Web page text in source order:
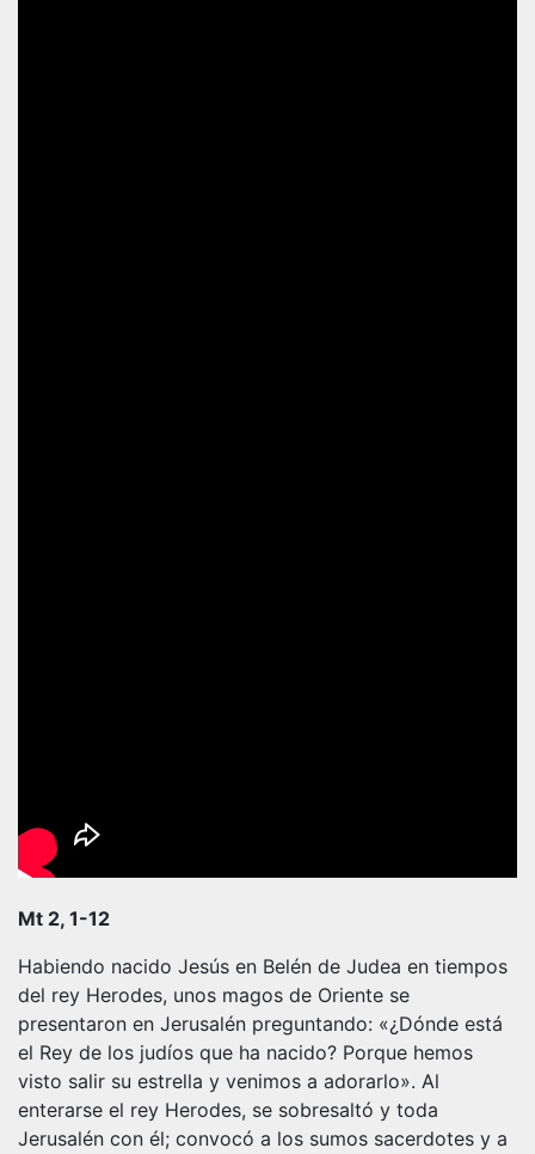
Mt 2, 1-12
Habiendo nacido Jesús en Belén de Judea en tiempos
del rey Herodes, unos magos de Oriente se
presentaron en Jerusalén preguntando: «¿Dónde está
el Rey de los judíos que ha nacido? Porque hemos
visto salir su estrella y venimos a adorarlo». Al
enterarse el rey Herodes, se sobresaltó y toda
Jerusalén con él; convocó a los sumos sacerdotes y a